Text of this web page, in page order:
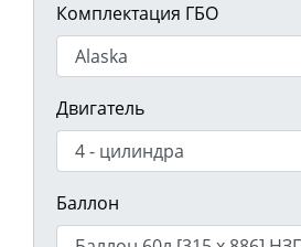
Комплектация ГБО
Двигатель
Баллон